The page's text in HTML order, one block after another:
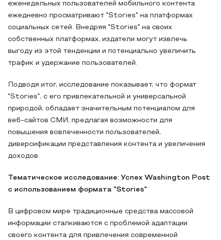
еженедельных пользователей мобильного контента
ежедневно просматривают "Stories" на платформах
социальных сетей. Внедряя "Stories" на своих
собственных платформах, издатели могут извлечь
выгоду из этой тенденции и потенциально увеличить
трафик и удержание пользователей.
Подводя итог, исследование показывает, что формат
"Stories", с его привлекательной и универсальной
природой, обладает значительным потенциалом для
веб-сайтов СМИ, предлагая возможности для
повышения вовлеченности пользователей,
диверсификации представления контента и увеличения
доходов.
Тематическое исследование: Успех Washington Post
с использованием формата "Stories"
В цифровом мире традиционные средства массовой
информации сталкиваются с проблемой адаптации
своего контента для привлечения современной